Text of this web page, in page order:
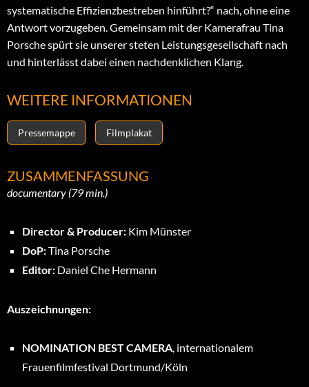
systematische Effizienzbestreben hinführt?“ nach, ohne eine
Antwort vorzugeben. Gemeinsam mit der Kamerafrau Tina
Porsche spürt sie unserer steten Leistungsgesellschaft nach
und hinterlässt dabei einen nachdenklichen Klang.
WEITERE INFORMATIONEN
Pressemappe Filmplakat
ZUSAMMENFASSUNG
documentary (79 min.)
Director & Producer: Kim Münster
DoP:Tina Porsche
Editor: Daniel Che Hermann
Auszeichnungen:
NOMINATION BEST CAMERA, internationalem
Frauenfilmfestival Dortmund/Köln